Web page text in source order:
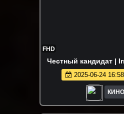
FHD
Честный кандидат |
2025-06-24 16:58